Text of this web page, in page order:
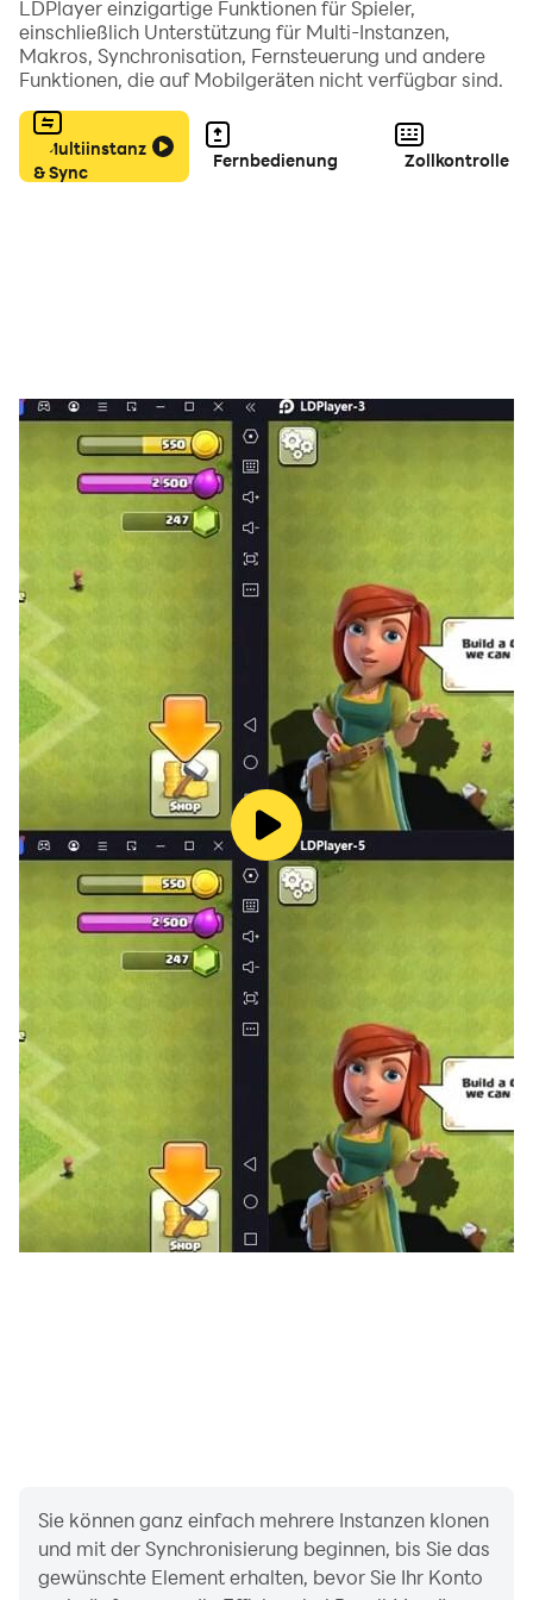
★ EIGENSCHAFTEN & WIE MAN SPIELT:
• Platzieren Sie die Punkte geschickt, um mehr Farbe zu
sammeln.
LDPlayer einzigartige Funktionen für Spieler,
einschließlich Unterstützung für Multi-Instanzen,
Makros, Synchronisation, Fernsteuerung und andere
Funktionen, die auf Mobilgeräten nicht verfügbar sind.
Multiinstanz
& Sync
Fernbedienung Zollkontrolle
Sie können ganz einfach mehrere Instanzen klonen
und mit der Synchronisierung beginnen, bis Sie das
gewünschte Element erhalten, bevor Sie Ihr Konto